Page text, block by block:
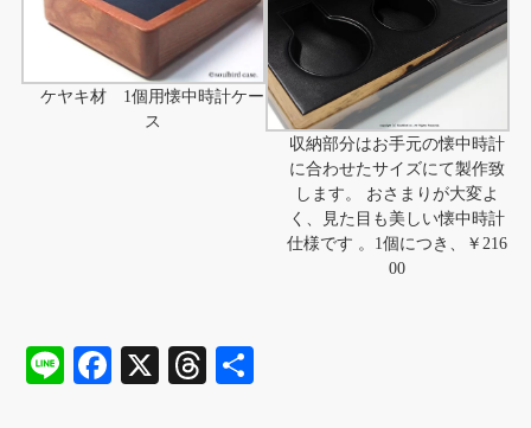
ケヤキ材 1個用懐中時計ケー
ス
収納部分はお手元の懐中時計
に合わせたサイズにて製作致
します。 おさまりが大変よ
く、見た目も美しい懐中時計
仕様です 。1個につき、￥216
00
Li
Fa
X
T